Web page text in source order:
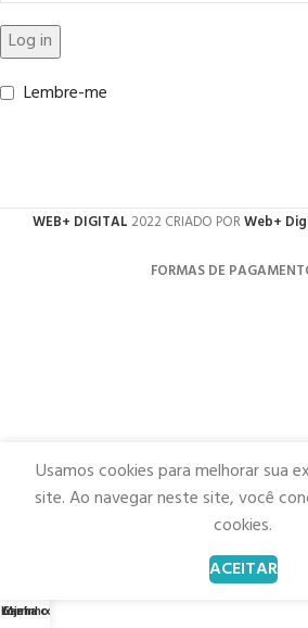
Log in
Lembre-me
WEB+ DIGITAL 2022 CRIADO PORWeb+
FORMAS DE
Usamos cookies para melhorar sua
site. Ao navegar neste site, você
cookies.
ACEITAR
Loja
Carrinho
Minha conta